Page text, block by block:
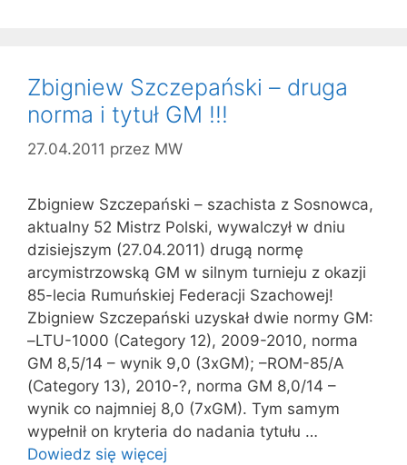
Zbigniew Szczepański – druga
norma i tytuł GM !!!
27.04.2011 przez MW
Zbigniew Szczepański – szachista z Sosnowca,
aktualny 52 Mistrz Polski, wywalczył w dniu
dzisiejszym (27.04.2011) drugą normę
arcymistrzowską GM w silnym turnieju z okazji
85-lecia Rumuńskiej Federacji Szachowej!
Zbigniew Szczepański uzyskał dwie normy GM:
–LTU-1000 (Category 12), 2009-2010, norma
GM 8,5/14 – wynik 9,0 (3xGM); –ROM-85/A
(Category 13), 2010-?, norma GM 8,0/14 –
wynik co najmniej 8,0 (7xGM). Tym samym
wypełnił on kryteria do nadania tytułu …
Dowiedz się więcej